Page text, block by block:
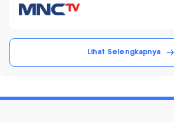
Lihat Selengkapnya